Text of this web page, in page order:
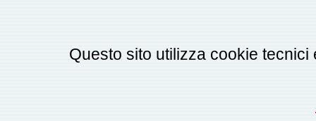
Questo sito utilizza cookie